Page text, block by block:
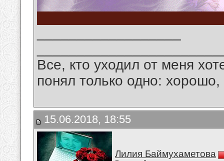
Все, кто уходил от меня
понял только одно:
15.06.2018, 18:55
Лилия Баймухаметова